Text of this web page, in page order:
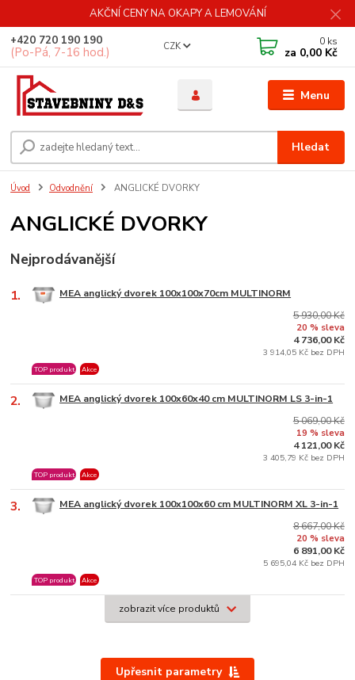
AKČNÍ CENY NA OKAPY A LEMOVÁNÍ
Menu
CZK
Hledat
+420 720 190 190
(Po-Pá, 7-16 hod.)
0 ks
za 0,00 Kč
Úvod Odvodnění ANGLICKÉ DVORKY
ANGLICKÉ DVORKY
Nejprodávanější
1. MEA anglický dvorek 100x100x70cm MULTINORM
TOP produkt Akce
5 930,00 Kč
20 % sleva
4 736,00 Kč
3 914,05 Kč bez DPH
2. MEA anglický dvorek 100x60x40 cm MULTINORM LS 3-in-1
TOP produkt Akce
5 069,00 Kč
19 % sleva
4 121,00 Kč
3 405,79 Kč bez DPH
3. MEA anglický dvorek 100x100x60 cm MULTINORM XL 3-in-1
TOP produkt Akce
8 667,00 Kč
20 % sleva
6 891,00 Kč
5 695,04 Kč bez DPH
zobrazit více produktů
Upřesnit parametry